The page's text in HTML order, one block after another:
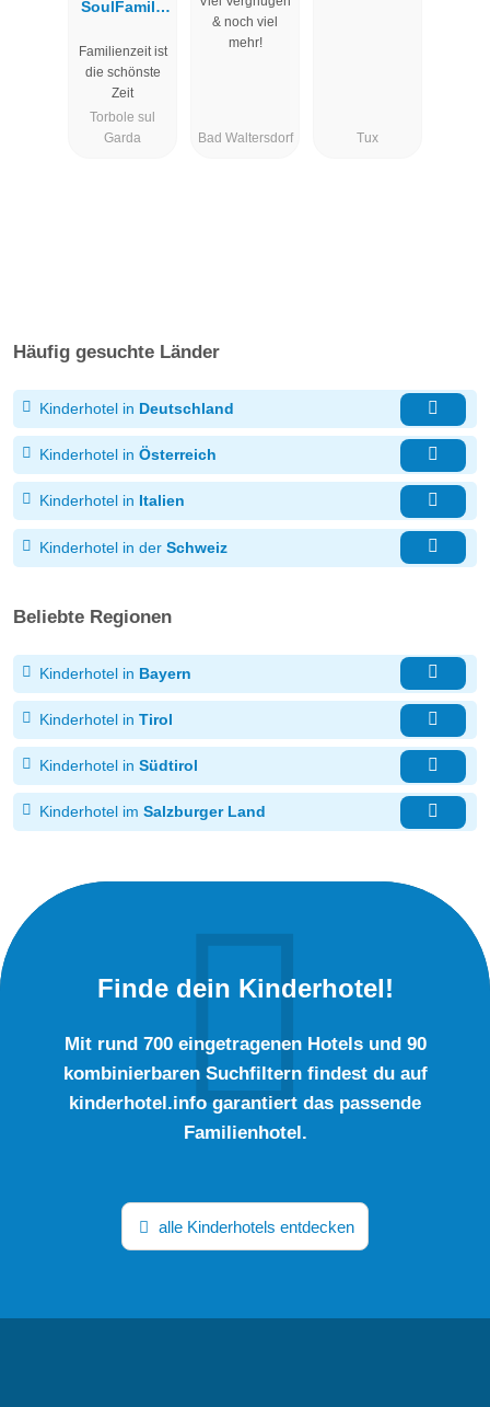
SoulFamily
Familienzeit ist
die schönste
Zeit
Torbole sul
Garda
& noch viel
mehr!
Bad Waltersdorf Tux
Häufig gesuchte Länder
Kinderhotel in Deutschland
Kinderhotel in Österreich
Kinderhotel in Italien
Kinderhotel in der Schweiz
Beliebte Regionen
Kinderhotel in Bayern
Kinderhotel in Tirol
Kinderhotel in Südtirol
Kinderhotel im Salzburger Land
Finde dein Kinderhotel!
Mit rund 700 eingetragenen Hotels und 90
kombinierbaren Suchfiltern findest du auf
kinderhotel.info garantiert das passende
Familienhotel.
alle Kinderhotels entdecken